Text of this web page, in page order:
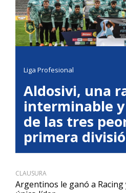
Liga Profesional
Aldosivi, una
interminable
de las tres
primera
CLAUSURA
Argentinos le ganó a Racing